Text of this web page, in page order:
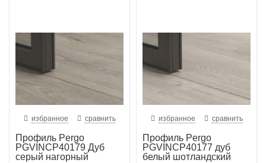
избранное сравнить
Профиль Pergo
PGVINCP40179 Дуб
серый нагорный
избранное сравнить
Профиль Pergo
PGVINCP40177 дуб
белый шотландский